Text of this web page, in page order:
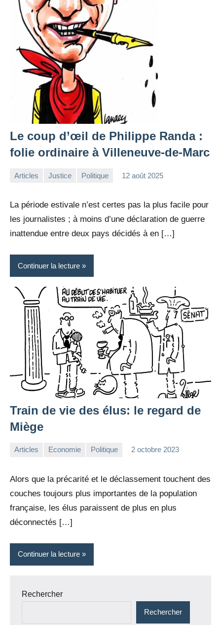
Le coup d’œil de Philippe Randa :
folie ordinaire à Villeneuve-de-Marc
Articles Justice Politique 12 août 2025
La période estivale n’est certes pas la plus facile pour
les journalistes ; à moins d’une déclaration de guerre
inattendue entre deux pays décidés à en […]
Continuer la lecture
Train de vie des élus: le regard de
Miège
Articles Economie Politique 2 octobre 2023
Alors que la précarité et le déclassement touchent des
couches toujours plus importantes de la population
française, les élus paraissent de plus en plus
déconnectés […]
Continuer la lecture
Rechercher
Rechercher